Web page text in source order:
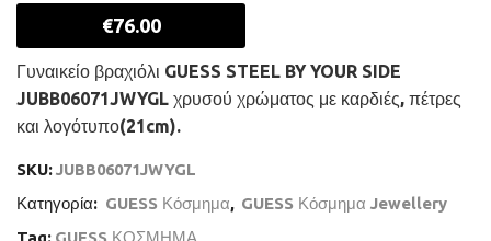
€76.00
Γυναικείο βραχιόλι GUESS STEEL BY YOUR SIDE
JUBB06071JWYGL χρυσού χρώματος με καρδιές, πέτρες
και λογότυπο(21cm).
SKU:JUBB06071JWYGL
Κατηγορία: GUESS Κόσμημα, GUESS Κόσμημα Jewellery